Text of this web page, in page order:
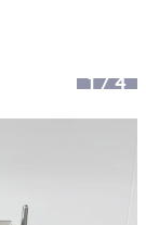
1/4